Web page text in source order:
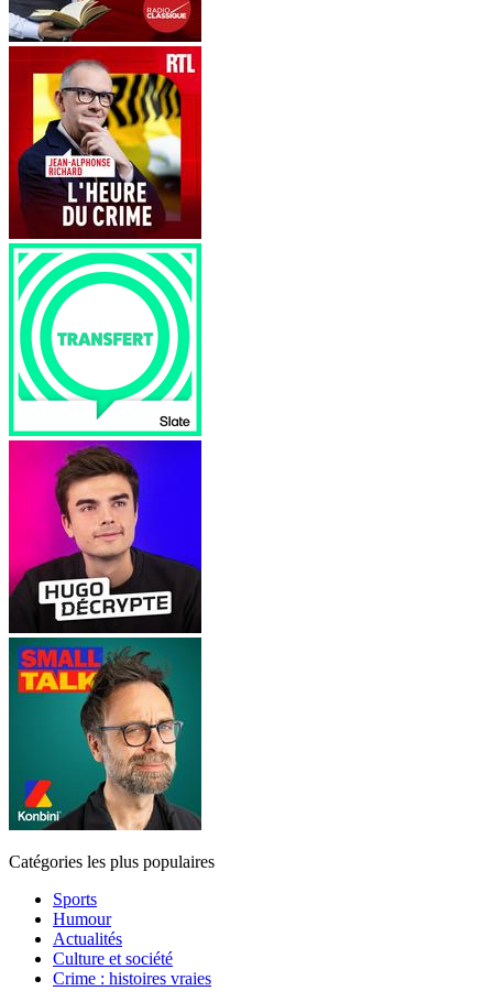
Catégories les plus populaires
Sports
Humour
Actualités
Culture et société
Crime : histoires vraies